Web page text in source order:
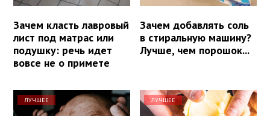
Зачем класть лавровый
лист под матрас или
подушку: речь идет
вовсе не о примете
Зачем добавлять соль
в стиральную машину?
Лучше, чем порошок...
ЛУЧШЕЕ ЛУЧШЕЕ